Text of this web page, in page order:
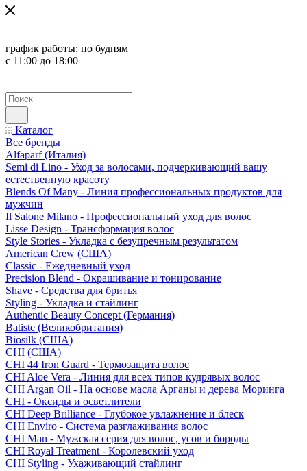
график работы: по будням
с 11:00 до 18:00
Каталог
Все бренды
Alfaparf (Италия)
Semi di Lino - Уход за волосами, подчеркивающий вашу
естественную красоту
Blends Of Many - Линия профессиональных продуктов для
мужчин
Il Salone Milano - Профессиональный уход для волос
Lisse Design - Трансформация волос
Style Stories - Укладка с безупречным результатом
American Crew (США)
Classic - Ежедневный уход
Precision Blend - Окрашивание и тонирование
Shave - Средства для бритья
Styling - Укладка и стайлинг
Authentic Beauty Concept (Германия)
Batiste (Великобритания)
Biosilk (США)
CHI (США)
CHI 44 Iron Guard - Термозащита волос
CHI Aloe Vera - Линия для всех типов кудрявых волос
CHI Argan Oil - На основе масла Арганы и дерева Моринга
CHI - Оксиды и осветлители
CHI Deep Brilliance - Глубокое увлажнение и блеск
CHI Enviro - Система разглаживания волос
CHI Man - Мужская серия для волос, усов и бороды
CHI Royal Treatment - Королевский уход
CHI Styling - Ухаживающий стайлинг